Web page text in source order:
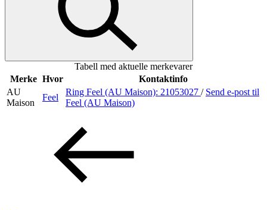
Aktiviteter
Inspirasjon
Åpningstider
Tabell med aktuelle merkevarer
Merke Hvor
Kontaktinfo
AU
Maison
Feel
Ring Feel (AU Maison): 21053027 / Send e-post til
Feel (AU Maison)